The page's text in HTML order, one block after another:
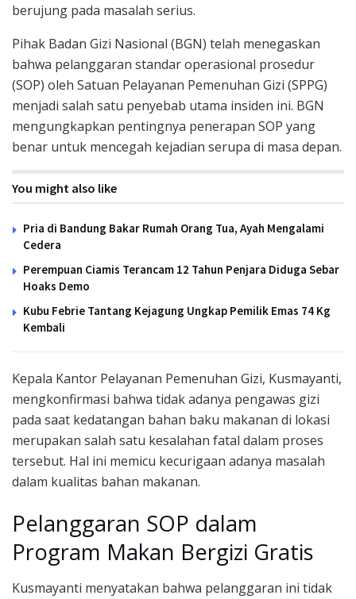
berujung pada masalah serius.
Pihak Badan Gizi Nasional (BGN) telah menegaskan
bahwa pelanggaran standar operasional prosedur
(SOP) oleh Satuan Pelayanan Pemenuhan Gizi (SPPG)
menjadi salah satu penyebab utama insiden ini. BGN
mengungkapkan pentingnya penerapan SOP yang
benar untuk mencegah kejadian serupa di masa depan.
You might also like
Pria di Bandung Bakar Rumah Orang Tua, Ayah Mengalami
Cedera
Perempuan Ciamis Terancam 12 Tahun Penjara Diduga Sebar
Hoaks Demo
Kubu Febrie Tantang Kejagung Ungkap Pemilik Emas 74 Kg
Kembali
Kepala Kantor Pelayanan Pemenuhan Gizi, Kusmayanti,
mengkonfirmasi bahwa tidak adanya pengawas gizi
pada saat kedatangan bahan baku makanan di lokasi
merupakan salah satu kesalahan fatal dalam proses
tersebut. Hal ini memicu kecurigaan adanya masalah
dalam kualitas bahan makanan.
Pelanggaran SOP dalam
Program Makan Bergizi Gratis
Kusmayanti menyatakan bahwa pelanggaran ini tidak